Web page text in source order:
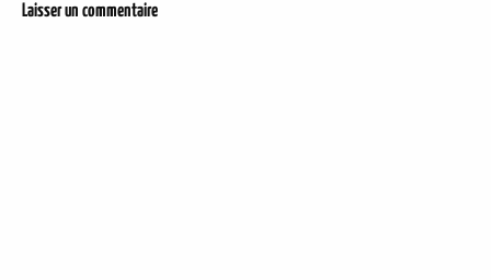
Laisser un commentaire